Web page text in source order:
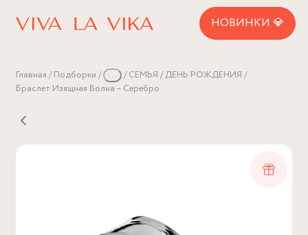
НОВИНКИ 💎
Главная Подборки ... СЕМЬЯ
ДЕНЬ РОЖДЕНИЯ
Браслет Изящная Волна – Серебро